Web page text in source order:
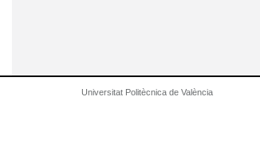
Universitat Politècnica de València